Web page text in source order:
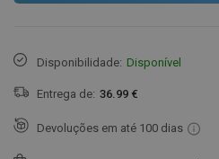
Disponibilidade: Disponível
Entrega de: 36.99 €
Devoluções em até 100 dias